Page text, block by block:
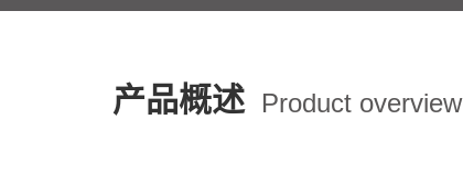
产品概述 Product overview